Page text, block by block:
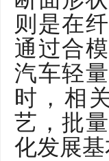
则是在
通过合
汽车轻
时，相
艺，批
化发展基